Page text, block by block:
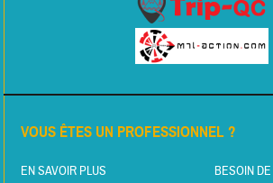
VOUS ÊTES UN PROFESSIONNEL ?
EN SAVOIR PLUS BESOIN